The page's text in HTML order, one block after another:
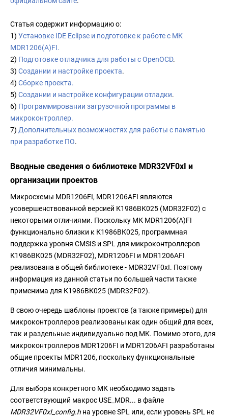
Статья содержит информацию о:
1) Установке IDE Eclipse и подготовке к работе с МК
MDR1206(A)FI.
2) Подготовке отладчика для работы с OpenOCD.
3) Создании и настройке проекта.
4) Сборке проекта.
5) Создании и настройке конфигурации отладки.
6) Программировании загрузочной программы в
микроконтроллер.
7) Дополнительных возможностях для работы с памятью
при разработке ПО.
Вводные сведения о библиотеке MDR32VF0xI и
организации проектов
Микросхемы MDR1206FI, MDR1206AFI являются
усовершенствованной версией К1986ВК025 (MDR32F02) с
некоторыми отличиями. Поскольку МК MDR1206(A)FI
функционально близки к К1986ВК025, программная
поддержка уровня CMSIS и SPL для микроконтроллеров
К1986ВК025 (MDR32F02), MDR1206FI и MDR1206AFI
реализована в общей библиотеке - MDR32VF0xI. Поэтому
информация из данной статьи по большей части также
применима для К1986ВК025 (MDR32F02).
В свою очередь шаблоны проектов (а также примеры) для
микроконтроллеров реализованы как один общий для всех,
так и раздельные индивидуально под МК. Помимо этого, для
микроконтроллеров MDR1206FI и MDR1206AFI разработаны
общие проекты MDR1206, поскольку функциональные
отличия минимальны.
Для выбора конкретного МК необходимо задать
соответствующий макрос USE_MDR... в файле
MDR32VF0xI_config.h на уровне SPL или, если уровень SPL не